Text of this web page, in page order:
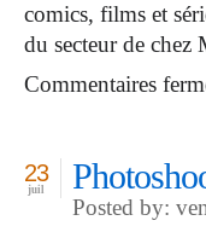
comics, films et
du secteur de
Commentaires
23
juil
Posted by: